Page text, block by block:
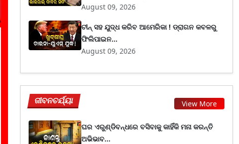
August 09, 2026
ଚୀନ୍ ସହ ଯୁଦ୍ଧ କରିବ ଆମେରିକା ! ଡ୍ରାଗନ କବଳରୁ
ଫିଲିପାଇନ...
August 09, 2026
ଜୀବନଚର୍ଯ୍ୟା View More
ଘର ଏରୁଣ୍ଡିବନ୍ଧରେ ବସିବାକୁ କାହିଁକି ମନା କରନ୍ତି
ଅଭିଭାବ...